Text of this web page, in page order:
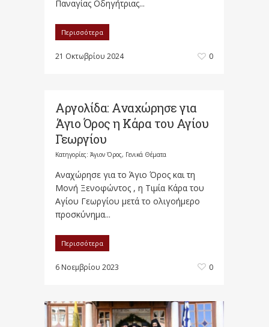
Παναγίας Οδηγήτριας...
Περισσότερα
21 Οκτωβρίου 2024 0
Αργολίδα: Αναχώρησε για
Άγιο Όρος η Κάρα του Αγίου
Γεωργίου
Κατηγορίες: Άγιον Όρος, Γενικά Θέματα
Αναχώρησε για το Άγιο Όρος και τη
Μονή Ξενοφώντος , η Τιμία Κάρα του
Αγίου Γεωργίου μετά το ολιγοήμερο
προσκύνημα...
Περισσότερα
6 Νοεμβρίου 2023 0